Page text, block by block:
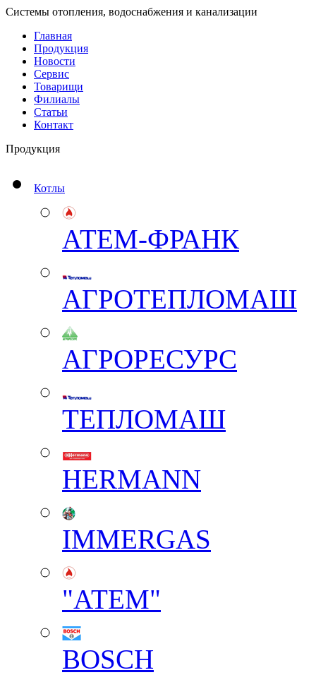
Системы отопления, водоснабжения и канализации
Главная
Продукция
Новости
Сервис
Товарищи
Филиалы
Статьи
Контакт
Продукция
Котлы
АТЕМ-ФРАНК
АГРОТЕПЛОМАШ
АГРОРЕСУРС
ТЕПЛОМАШ
HERMANN
IMMERGAS
"АТЕМ"
BOSCH